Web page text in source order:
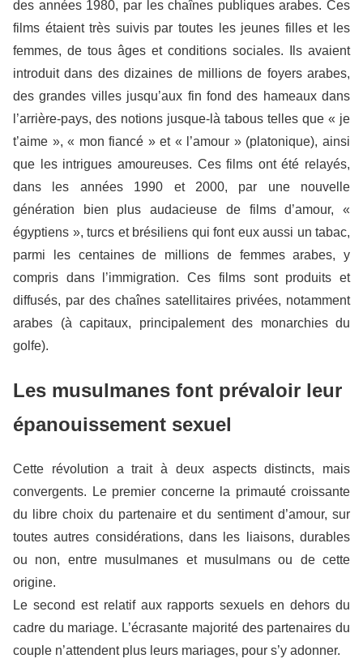
des années 1980, par les chaînes publiques arabes. Ces
films étaient très suivis par toutes les jeunes filles et les
femmes, de tous âges et conditions sociales. Ils avaient
introduit dans des dizaines de millions de foyers arabes,
des grandes villes jusqu’aux fin fond des hameaux dans
l’arrière-pays, des notions jusque-là tabous telles que « je
t’aime », « mon fiancé » et « l’amour » (platonique), ainsi
que les intrigues amoureuses. Ces films ont été relayés,
dans les années 1990 et 2000, par une nouvelle
génération bien plus audacieuse de films d’amour, «
égyptiens », turcs et brésiliens qui font eux aussi un tabac,
parmi les centaines de millions de femmes arabes, y
compris dans l’immigration. Ces films sont produits et
diffusés, par des chaînes satellitaires privées, notamment
arabes (à capitaux, principalement des monarchies du
golfe).
Les musulmanes font prévaloir leur
épanouissement sexuel
Cette révolution a trait à deux aspects distincts, mais
convergents. Le premier concerne la primauté croissante
du libre choix du partenaire et du sentiment d’amour, sur
toutes autres considérations, dans les liaisons, durables
ou non, entre musulmanes et musulmans ou de cette
origine.
Le second est relatif aux rapports sexuels en dehors du
cadre du mariage. L’écrasante majorité des partenaires du
couple n’attendent plus leurs mariages, pour s’y adonner.